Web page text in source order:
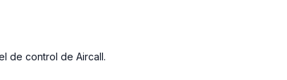
de control de Aircall.